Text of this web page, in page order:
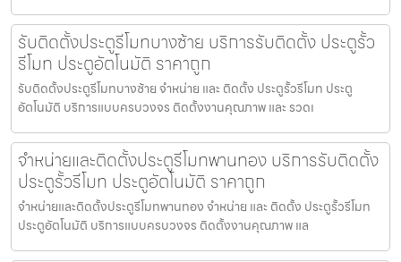
รับติดตั้งประตูรีโมทบางซ้าย บริการรับติดตั้ง ประตูรั้ว
รีโมท ประตูอัตโนมัติ ราคาถูก
รับติดตั้งประตูรีโมทบางซ้าย จำหน่าย และ ติดตั้ง ประตูรั้วรีโมท ประตู
อัตโนมัติ บริการแบบครบวงจร ติดตั้งงานคุณภาพ และ รวดเ
จำหน่ายและติดตั้งประตูรีโมทพานทอง บริการรับติดตั้ง
ประตูรั้วรีโมท ประตูอัตโนมัติ ราคาถูก
จำหน่ายและติดตั้งประตูรีโมทพานทอง จำหน่าย และ ติดตั้ง ประตูรั้วรีโมท
ประตูอัตโนมัติ บริการแบบครบวงจร ติดตั้งงานคุณภาพ แล